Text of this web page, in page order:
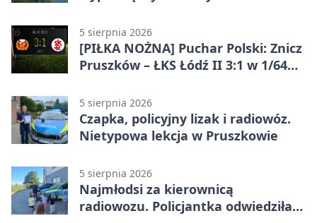
5 sierpnia 2026
[PIŁKA NOŻNA] Puchar Polski: Znicz
Pruszków – ŁKS Łódź II 3:1 w 1/64
5 sierpnia 2026
Czapka, policyjny lizak i radiowóz.
Nietypowa lekcja w Pruszkowie
5 sierpnia 2026
Najmłodsi za kierownicą
radiowozu. Policjantka odwiedziła